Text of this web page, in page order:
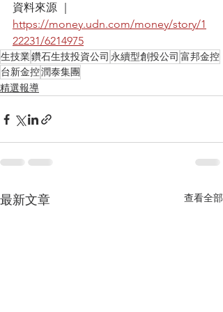
資料來源 ｜
https://money.udn.com/money/story/1
22231/6214975
生技業鑽石生技投資公司 永續型創投公司 富邦金控
台新金控潤泰集團
精選報導
最新文章 查看全部